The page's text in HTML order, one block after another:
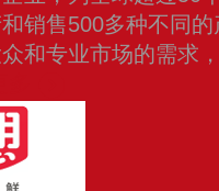
销售500多种不同
和专业市场的需求